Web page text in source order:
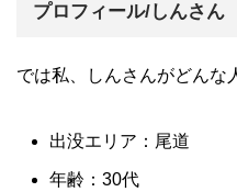
プロフィール/しんさん
では私、しんさんがどんな
出没エリア：尾道
年齢：30代